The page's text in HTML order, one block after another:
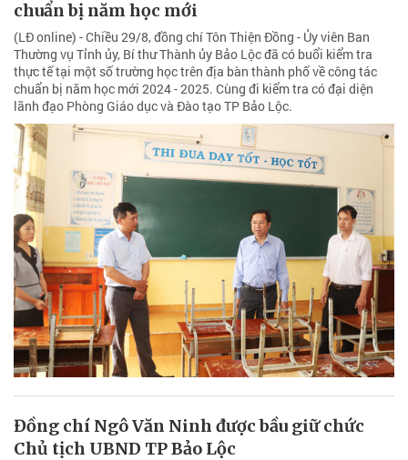
chuẩn bị năm học mới
(LĐ online) - Chiều 29/8, đồng chí Tôn Thiện Đồng - Ủy viên Ban
Thường vụ Tỉnh ủy, Bí thư Thành ủy Bảo Lộc đã có buổi kiểm tra
thực tế tại một số trường học trên địa bàn thành phố về công tác
chuẩn bị năm học mới 2024 - 2025. Cùng đi kiểm tra có đại diện
lãnh đạo Phòng Giáo dục và Đào tạo TP Bảo Lộc.
Đồng chí Ngô Văn Ninh được bầu giữ chức
Chủ tịch UBND TP Bảo Lộc